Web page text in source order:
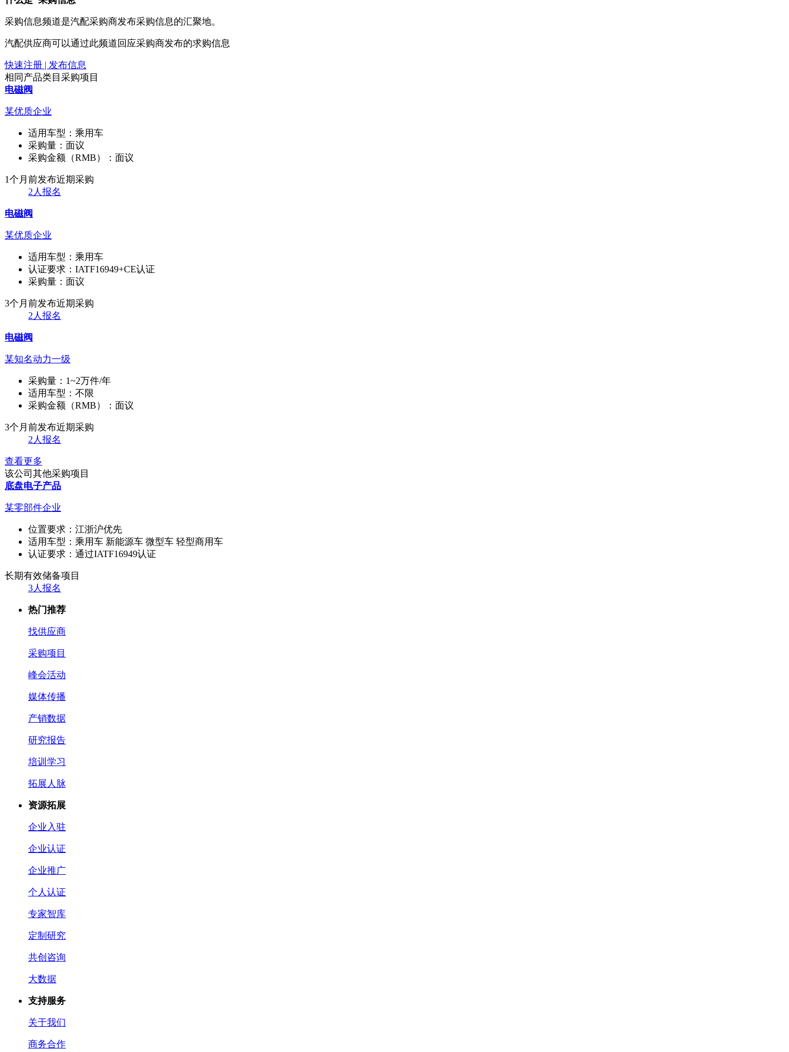
采购信息频道是汽配采购商发布采购信息的汇聚地。
汽配供应商可以通过此频道回应采购商发布的求购信息
快速注册 | 发布信息
相同产品类目采购项目
电磁阀
某优质企业
适用车型： 乘用车
采购量： 面议
采购金额（RMB）： 面议
1个月前发布近期采购
2人报名
电磁阀
某优质企业
适用车型： 乘用车
认证要求： IATF16949+CE认证
采购量： 面议
3个月前发布近期采购
2人报名
电磁阀
某知名动力一级
采购量： 1~2万件/年
适用车型： 不限
采购金额（RMB）： 面议
3个月前发布近期采购
2人报名
查看更多
该公司其他采购项目
底盘电子产品
某零部件企业
位置要求： 江浙沪优先
适用车型： 乘用车 新能源车 微型车 轻型商用车
认证要求： 通过IATF16949认证
长期有效储备项目
3人报名
热门推荐
找供应商
采购项目
峰会活动
媒体传播
产销数据
研究报告
培训学习
拓展人脉
资源拓展
企业入驻
企业认证
企业推广
个人认证
专家智库
定制研究
共创咨询
大数据
支持服务
关于我们
商务合作